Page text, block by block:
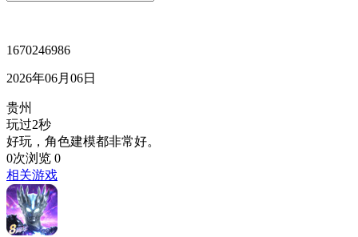
1670246986
2026年06月06日
贵州
玩过2秒
好玩，角色建模都非常好。
0次浏览 0
相关游戏